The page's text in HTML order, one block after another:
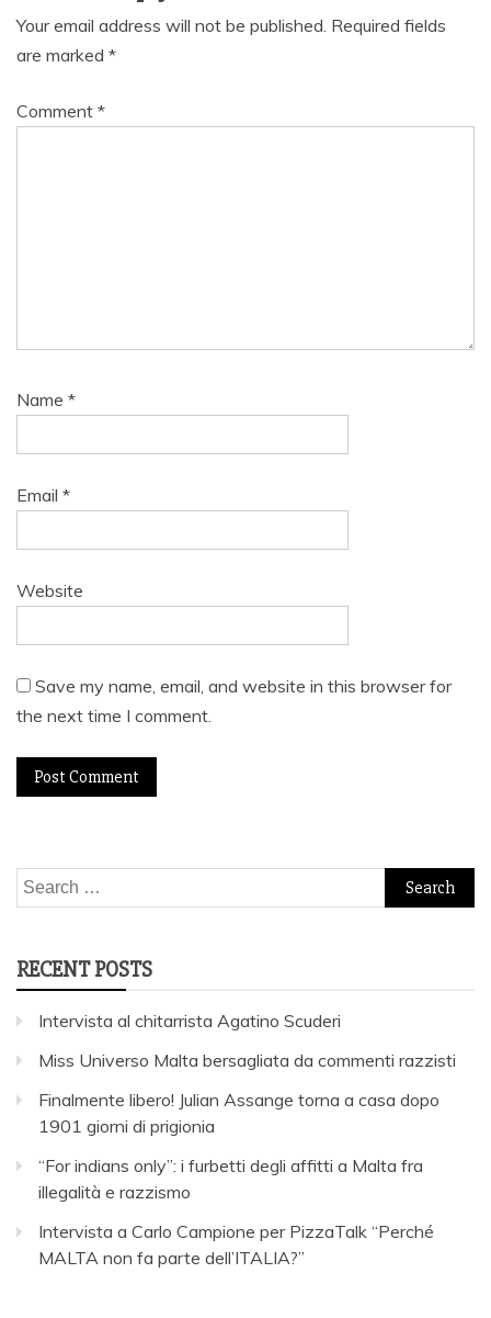
Your email address will not be published. Required fields
are marked *
Comment *
Name *
Email *
Website
Save my name, email, and website in this browser for
the next time I comment.
Search
for:
RECENT POSTS
Intervista al chitarrista Agatino Scuderi
Miss Universo Malta bersagliata da commenti razzisti
Finalmente libero! Julian Assange torna a casa dopo
1901 giorni di prigionia
“For indians only”: i furbetti degli affitti a Malta fra
illegalità e razzismo
Intervista a Carlo Campione per PizzaTalk “Perché
MALTA non fa parte dell’ITALIA?”